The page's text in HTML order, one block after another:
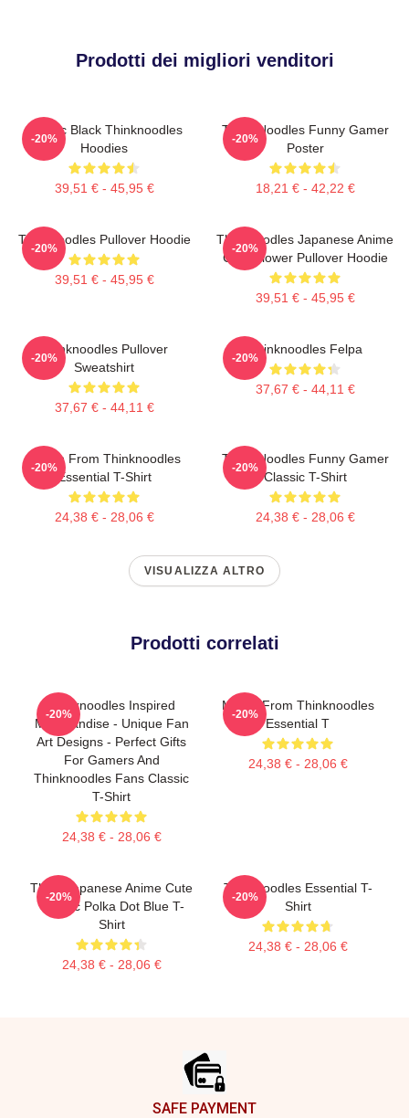
Prodotti dei migliori venditori
Classic Black Thinknoodles
Hoodies
39,51 € - 45,95 €
-20%
Think Noodles Funny Gamer
Poster
18,21 € - 42,22 €
-20%
Thinknoodles Pullover Hoodie
39,51 € - 45,95 €
-20%
Thinknoodles Japanese Anime
Cute Flower Pullover Hoodie
39,51 € - 45,95 €
-20%
Thinknoodles Pullover
Sweatshirt
37,67 € - 44,11 €
-20%
Thinknoodles Felpa
37,67 € - 44,11 €
-20%
Merch From Thinknoodles
Essential T-Shirt
24,38 € - 28,06 €
-20%
Think Noodles Funny Gamer
Classic T-Shirt
24,38 € - 28,06 €
-20%
VISUALIZZA ALTRO
Prodotti correlati
Thinknoodles Inspired
Merchandise - Unique Fan
Art Designs - Perfect Gifts
For Gamers And
Thinknoodles Fans Classic
T-Shirt
24,38 € - 28,06 €
-20%
Merch From Thinknoodles
Essential T
24,38 € - 28,06 €
-20%
Think Japanese Anime Cute
Classic Polka Dot Blue T-
Shirt
24,38 € - 28,06 €
-20%
Thinknoodles Essential T-
Shirt
24,38 € - 28,06 €
-20%
SAFE PAYMENT